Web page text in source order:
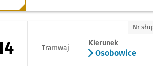
Tramwaj
Kierunek
Osobowice
Nr